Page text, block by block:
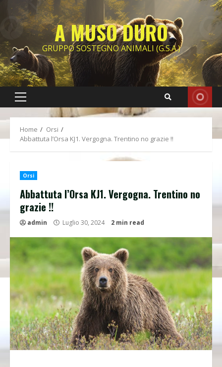
Skip
content
A MUSO DURO
GRUPPO SOSTEGNO ANIMALI (G.S.A.)
Primary
Home
Orsi
Abbattuta l’Orsa KJ1. Vergogna. Trentino no grazie !!
Orsi
Abbattuta l’Orsa KJ1. Vergogna. Trentino no
grazie !!
admin Luglio 30, 2024 2 min read